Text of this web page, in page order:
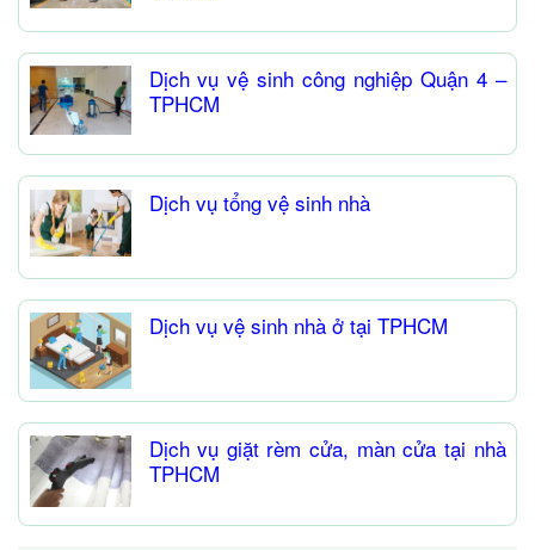
Dịch vụ vệ sinh công nghiệp Quận 4 –
TPHCM
Dịch vụ tổng vệ sinh nhà
Dịch vụ vệ sinh nhà ở tại TPHCM
Dịch vụ giặt rèm cửa, màn cửa tại nhà
TPHCM